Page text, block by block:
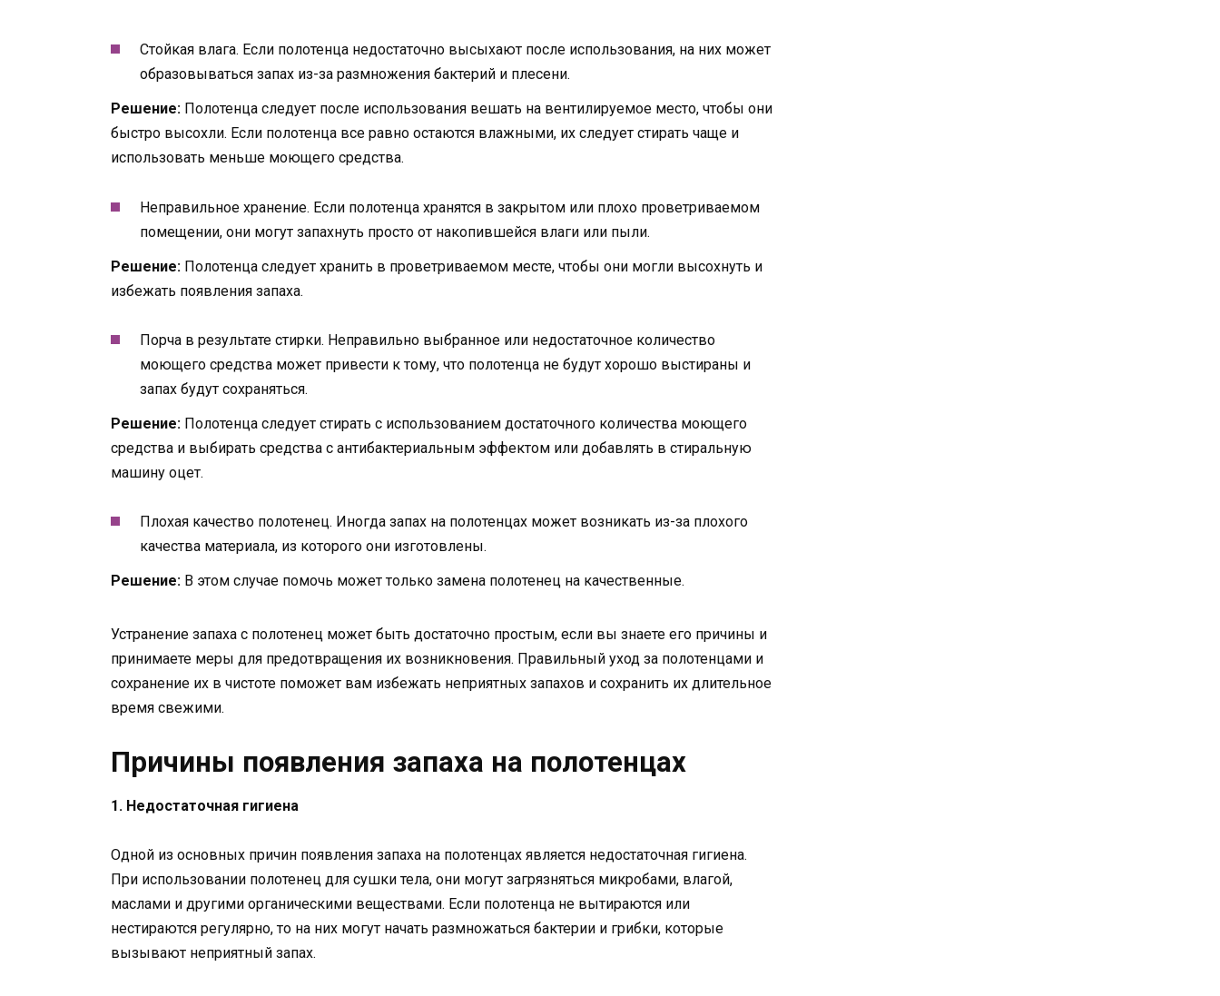
Стойкая влага. Если полотенца недостаточно высыхают после использования, на них может
образовываться запах из-за размножения бактерий и плесени.
Решение: Полотенца следует после использования вешать на вентилируемое место, чтобы они
быстро высохли. Если полотенца все равно остаются влажными, их следует стирать чаще и
использовать меньше моющего средства.
Неправильное хранение. Если полотенца хранятся в закрытом или плохо проветриваемом
помещении, они могут запахнуть просто от накопившейся влаги или пыли.
Решение: Полотенца следует хранить в проветриваемом месте, чтобы они могли высохнуть и
избежать появления запаха.
Порча в результате стирки. Неправильно выбранное или недостаточное количество
моющего средства может привести к тому, что полотенца не будут хорошо выстираны и
запах будут сохраняться.
Решение: Полотенца следует стирать с использованием достаточного количества моющего
средства и выбирать средства с антибактериальным эффектом или добавлять в стиральную
машину оцет.
Плохая качество полотенец. Иногда запах на полотенцах может возникать из-за плохого
качества материала, из которого они изготовлены.
Решение: В этом случае помочь может только замена полотенец на качественные.
Устранение запаха с полотенец может быть достаточно простым, если вы знаете его причины и
принимаете меры для предотвращения их возникновения. Правильный уход за полотенцами и
сохранение их в чистоте поможет вам избежать неприятных запахов и сохранить их длительное
время свежими.
Причины появления запаха на полотенцах
1. Недостаточная гигиена
Одной из основных причин появления запаха на полотенцах является недостаточная гигиена.
При использовании полотенец для сушки тела, они могут загрязняться микробами, влагой,
маслами и другими органическими веществами. Если полотенца не вытираются или
нестираются регулярно, то на них могут начать размножаться бактерии и грибки, которые
вызывают неприятный запах.